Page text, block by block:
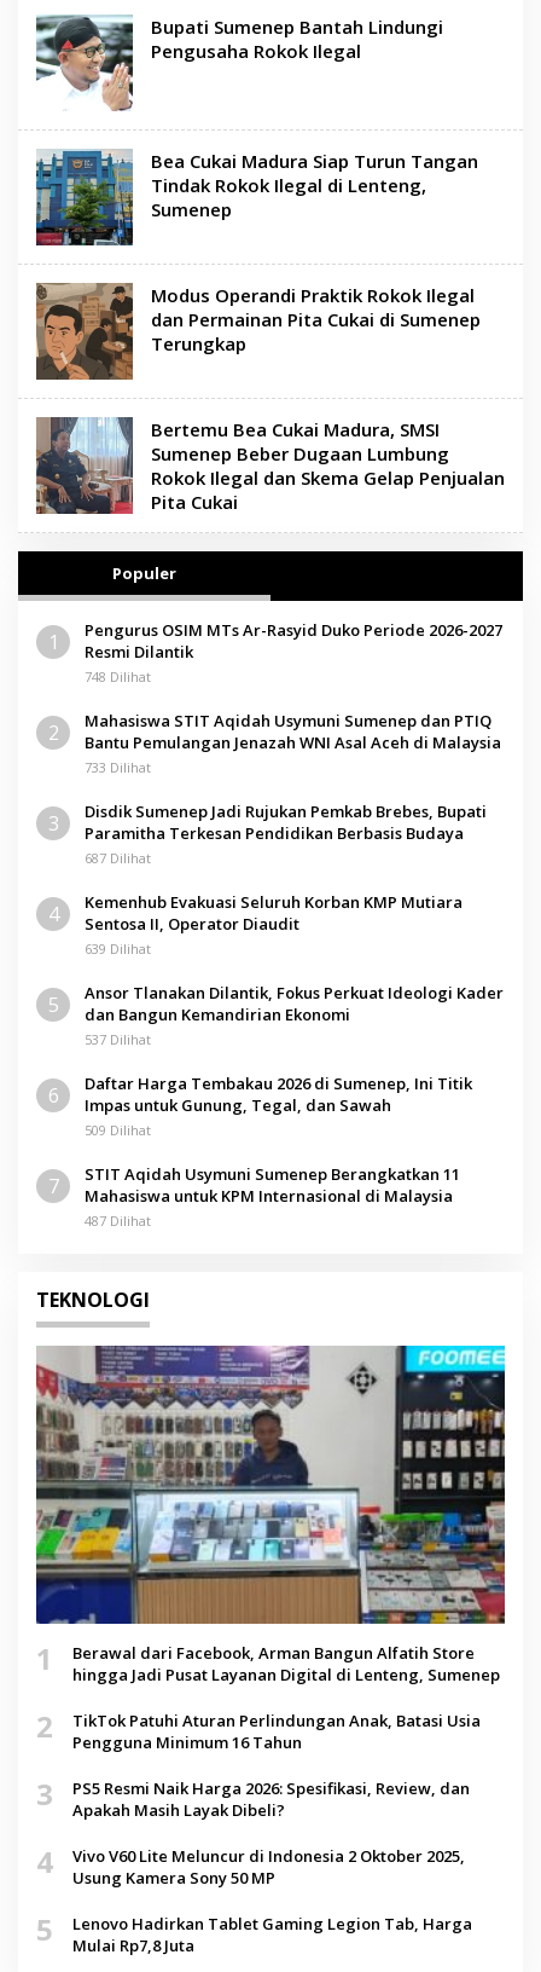
Bupati Sumenep Bantah Lindungi
Pengusaha Rokok Ilegal
Bea Cukai Madura Siap Turun Tangan
Tindak Rokok Ilegal di Lenteng,
Sumenep
Modus Operandi Praktik Rokok Ilegal
dan Permainan Pita Cukai di Sumenep
Terungkap
Bertemu Bea Cukai Madura, SMSI
Sumenep Beber Dugaan Lumbung
Rokok Ilegal dan Skema Gelap Penjualan
Pita Cukai
Populer
1
Pengurus OSIM MTs Ar-Rasyid Duko Periode 2026-2027
Resmi Dilantik
748 Dilihat
2
Mahasiswa STIT Aqidah Usymuni Sumenep dan PTIQ
Bantu Pemulangan Jenazah WNI Asal Aceh di Malaysia
733 Dilihat
3
Disdik Sumenep Jadi Rujukan Pemkab Brebes, Bupati
Paramitha Terkesan Pendidikan Berbasis Budaya
687 Dilihat
4
Kemenhub Evakuasi Seluruh Korban KMP Mutiara
Sentosa II, Operator Diaudit
639 Dilihat
5
Ansor Tlanakan Dilantik, Fokus Perkuat Ideologi Kader
dan Bangun Kemandirian Ekonomi
537 Dilihat
6
Daftar Harga Tembakau 2026 di Sumenep, Ini Titik
Impas untuk Gunung, Tegal, dan Sawah
509 Dilihat
7
STIT Aqidah Usymuni Sumenep Berangkatkan 11
Mahasiswa untuk KPM Internasional di Malaysia
487 Dilihat
TEKNOLOGI
1
Berawal dari Facebook, Arman Bangun Alfatih Store
hingga Jadi Pusat Layanan Digital di Lenteng, Sumenep
2
TikTok Patuhi Aturan Perlindungan Anak, Batasi Usia
Pengguna Minimum 16 Tahun
3
PS5 Resmi Naik Harga 2026: Spesifikasi, Review, dan
Apakah Masih Layak Dibeli?
4
Vivo V60 Lite Meluncur di Indonesia 2 Oktober 2025,
Usung Kamera Sony 50 MP
5
Lenovo Hadirkan Tablet Gaming Legion Tab, Harga
Mulai Rp7,8 Juta